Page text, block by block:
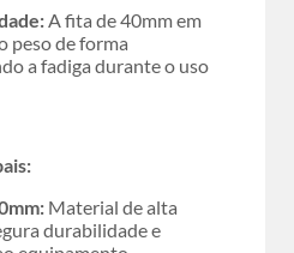
A fita de 40mm em
peso de forma
a fadiga durante o uso
Material de alta
durabilidade e